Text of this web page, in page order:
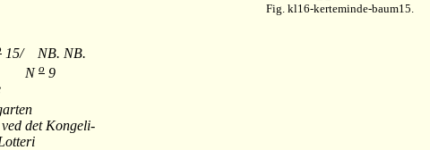
Fig. kl16-kerteminde-baum15.
15/ NB. NB.
o 9
det Kongeli-